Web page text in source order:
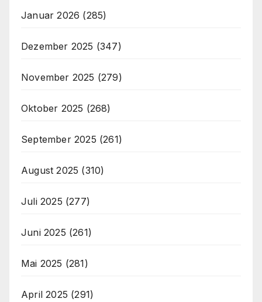
Januar 2026 (285)
Dezember 2025 (347)
November 2025 (279)
Oktober 2025 (268)
September 2025 (261)
August 2025 (310)
Juli 2025 (277)
Juni 2025 (261)
Mai 2025 (281)
April 2025 (291)